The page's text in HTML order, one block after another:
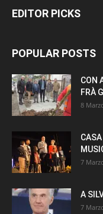
EDITOR PICKS
POPULAR POSTS
CON
FRÀ
8
7
A
7